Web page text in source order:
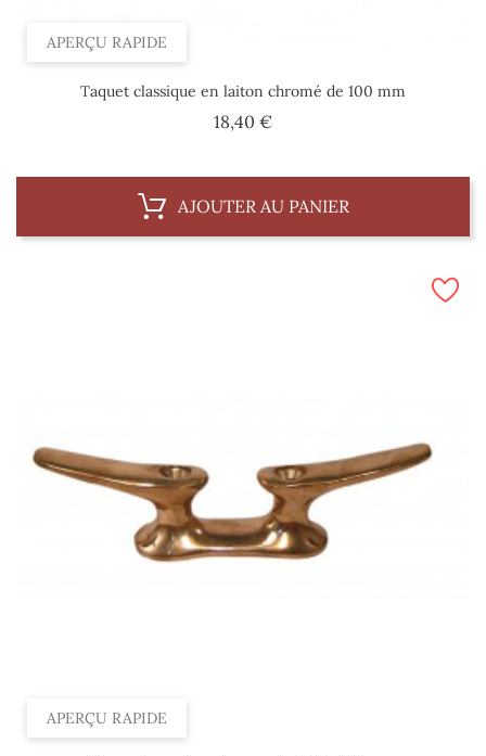
APERÇU RAPIDE
Taquet classique en laiton chromé de 100 mm
18,40 €Prix
AJOUTER AU PANIER
APERÇU RAPIDE